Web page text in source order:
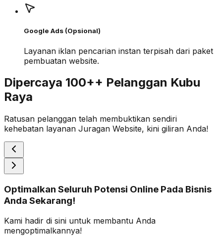
Google Ads (Opsional)
Layanan iklan pencarian instan terpisah dari paket
pembuatan website.
Dipercaya 100++ Pelanggan Kubu
Raya
Ratusan pelanggan telah membuktikan sendiri
kehebatan layanan Juragan Website, kini giliran Anda!
Optimalkan Seluruh Potensi Online Pada Bisnis
Anda Sekarang!
Kami hadir di sini untuk membantu Anda
mengoptimalkannya!